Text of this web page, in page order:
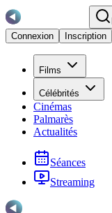
Connexion
Inscription
Films
Célébrités
Cinémas
Palmarès
Actualités
Séances
Streaming